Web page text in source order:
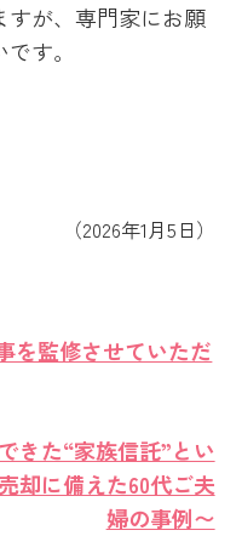
すが、専門家にお願
す。
（2026年1月5日）
を監修させていただ
きた“家族信託”とい
却に備えた60代ご夫
婦の事例〜